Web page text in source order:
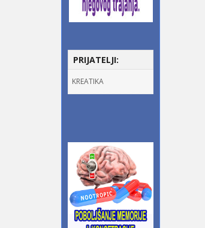
PRIJATELJI:
KREATIKA